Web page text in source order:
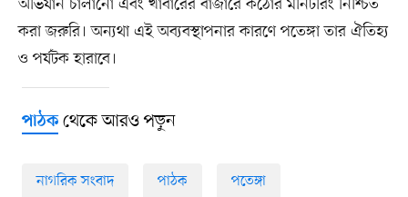
অভিযান চালানো এবং খাবারের বাজারে কঠোর মনিটরিং নিশ্চিত
করা জরুরি। অন্যথা এই অব্যবস্থাপনার কারণে পতেঙ্গা তার ঐতিহ্য
ও পর্যটক হারাবে।
পাঠকথেকে আরও পড়ুন
নাগরিক সংবাদ পাঠক পতেঙ্গা